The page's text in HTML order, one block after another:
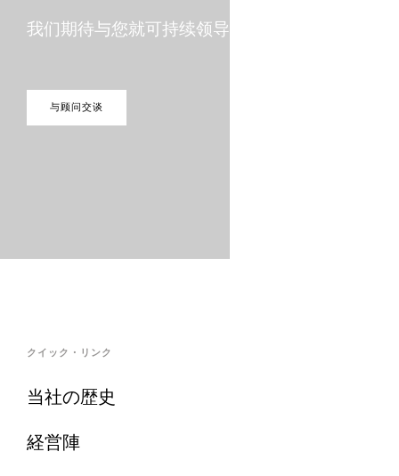
我们期待与您就可持续领导力进行交流。
与顾问交谈
クイック・リンク
当社の歴史
経営陣